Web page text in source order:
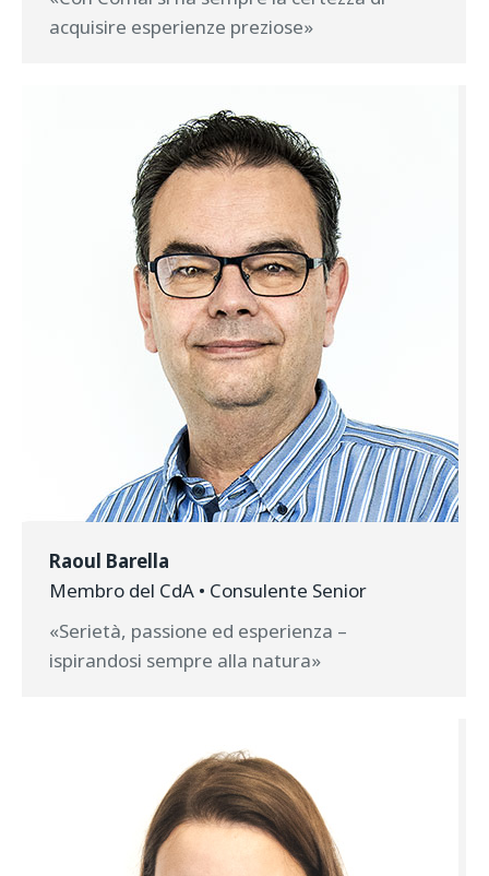
acquisire esperienze preziose»
Raoul Barella
Membro del CdA • Consulente Senior
«Serietà, passione ed esperienza –
ispirandosi sempre alla natura»